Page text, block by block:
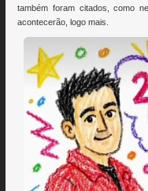
também foram citados, como
acontecerão, logo mais.